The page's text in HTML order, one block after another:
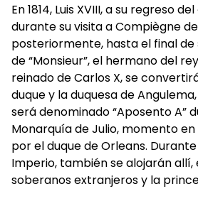
En 1814, Luis XVIII, a su regreso
durante su visita a Compiègne
posteriormente, hasta el final de
de “Monsieur”, el hermano del
reinado de Carlos X, se
duque y la duquesa de
será denominado “Aposento A”
Monarquía de Julio, momento
por el duque de Orleans.
Imperio, también se alojarán
soberanos extranjeros y la